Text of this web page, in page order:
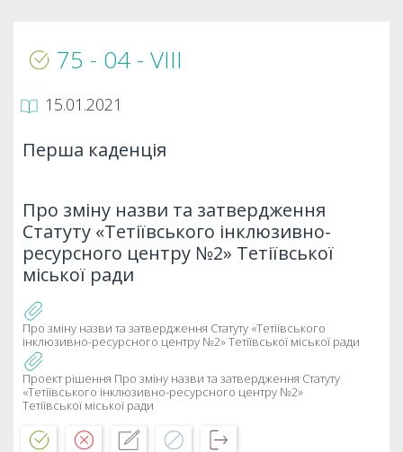
75 - 04 - VIII
15.01.2021
Перша каденція
Про зміну назви та затвердження
Статуту «Тетіївського інклюзивно-
ресурсного центру №2» Тетіївської
міської ради
Про зміну назви та затвердження Статуту «Тетіївського
інклюзивно-ресурсного центру №2» Тетіївської міської ради
Проект рішення Про зміну назви та затвердження Статуту
«Тетіївського інклюзивно-ресурсного центру №2»
Тетіївської міської ради